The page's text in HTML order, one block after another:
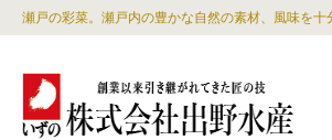
瀬戸の彩菜。瀬戸内の豊かな自然の素材、風味を十